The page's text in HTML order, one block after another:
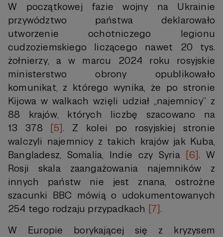
W początkowej fazie wojny na Ukrainie
przywództwo państwa deklarowało
utworzenie ochotniczego legionu
cudzoziemskiego liczącego nawet 20 tys.
żołnierzy, a w marcu 2024 roku rosyjskie
ministerstwo obrony opublikowało
komunikat, z którego wynika, że po stronie
Kijowa w walkach wzięli udział „najemnicy” z
88 krajów, których liczbę szacowano na
13 378 [5]. Z kolei po rosyjskiej stronie
walczyli najemnicy z takich krajów jak Kuba,
Bangladesz, Somalia, Indie czy Syria [6]. W
Rosji skala zaangażowania najemników z
innych państw nie jest znana, ostrożne
szacunki BBC mówią o udokumentowanych
254 tego rodzaju przypadkach [7].
W Europie borykającej się z kryzysem